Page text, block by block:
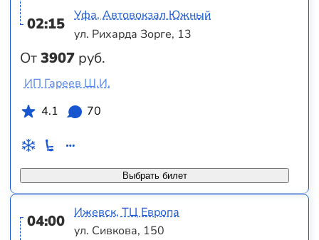
02:15
От3907 руб.
Уфа, Автовокзал Южный
ул. Рихарда Зорге, 13
Выбрать билет
ИП Гареев Ш.И.
4.1
70
04:00
Ижевск, ТЦ Европа
ул. Сивкова, 150